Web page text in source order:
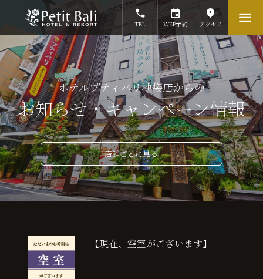
TEL WEB予約 アクセス
ホテルプティバリ池袋店からの
お知らせ・キャンペーン情報
店舗ごとに見る
【現在、空室がございます】